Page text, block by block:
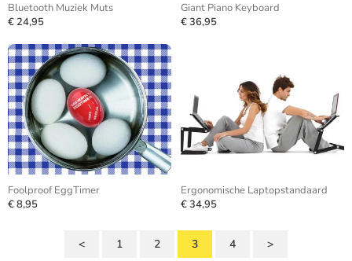
Bluetooth Muziek Muts
€ 24,95
Giant Piano Keyboard
€ 36,95
Foolproof EggTimer
€ 8,95
Ergonomische Laptopstandaard
€ 34,95
< 1 2 3 4 >